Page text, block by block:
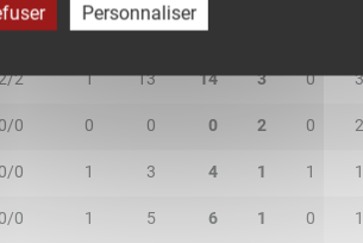
1T RO RD
2 1 13 14 3 0 3
0/0 0 0 0 2 0 2
0/0 1 3 4 1 1 1
0/0 1 5 6 1 0 1
Personnaliser